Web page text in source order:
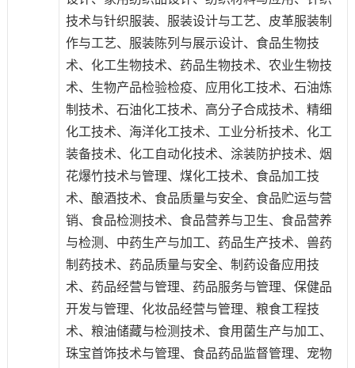
技术与针织服装、服装设计与工艺、皮革服装制
作与工艺、服装陈列与展示设计、食品生物技
术、化工生物技术、药品生物技术、农业生物技
术、生物产品检验检疫、应用化工技术、石油炼
制技术、石油化工技术、高分子合成技术、精细
化工技术、海洋化工技术、工业分析技术、化工
装备技术、化工自动化技术、涂装防护技术、烟
花爆竹技术与管理、煤化工技术、食品加工技
术、酿酒技术、食品质量与安全、食品贮运与营
销、食品检测技术、食品营养与卫生、食品营养
与检测、中药生产与加工、药品生产技术、兽药
制药技术、药品质量与安全、制药设备应用技
术、药品经营与管理、药品服务与管理、保健品
开发与管理、化妆品经营与管理、粮食工程技
术、粮油储藏与检测技术、食用菌生产与加工、
珠宝首饰技术与管理、食品药品监督管理、宠物